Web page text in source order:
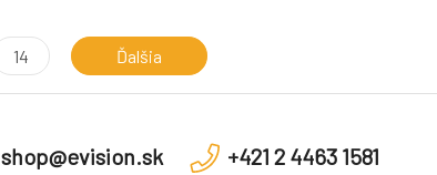
14 Ďalšia
shop@evision.sk +421 2 4463 1581